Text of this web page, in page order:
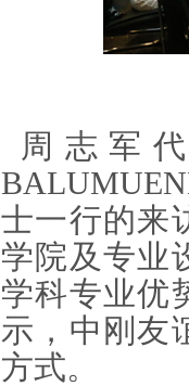
周志军
士一行的来
学院及专业
学科专业优
示，中刚友
方式。